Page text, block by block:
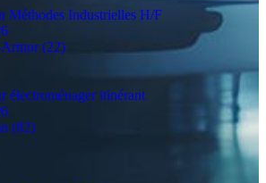
Méthodes Industrielles H/F
(22)
électroménager itinérant
(82)